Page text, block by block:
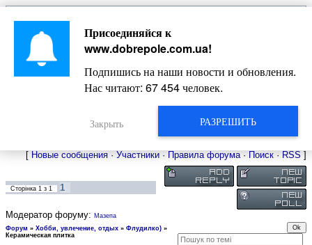
Главная
Новости
Довідкова
Фото
Оголошення
Видео
Жизнь Добропольского края
[ Новые сообщения · Участники · Правила форума· Поиск · RSS ]
Сторінка 1 з 1 1
Модератор форуму: Мазепа
Форум » Хобби, увлечение, отдых » Флудилко) »
Керамическая плитка
Присоединяйся к
www.dobrepole.com.ua!
Подпишись на наши новости и обновления.
Нас читают: 67 454человек.
РАЗРЕШИТЬ
Закрыть